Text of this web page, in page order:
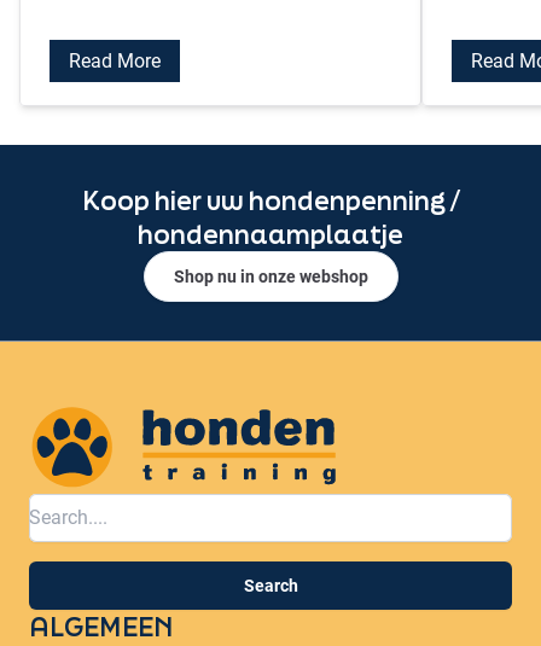
Read More Read
Koop hier uw hondenpenning /
hondennaamplaatje
Shop nu in onze webshop
Honden training
Search
ALGEMEEN